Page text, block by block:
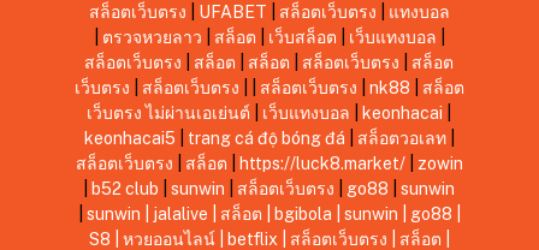
สล็อตเว็บตรง UFABET สล็อตเว็บตรง
แทงบอล
ตรวจหวยลาว สล็อต เว็บสล็อต เว็บแทงบอล
สล็อตเว็บตรง
สล็อต สล็อต สล็อตเว็บตรง
สล็อต
เว็บตรง
สล็อตเว็บตรง สล็อตเว็บตรง nk88
สล็อต
เว็บตรง ไม่ผ่านเอเย่นต์
เว็บแทงบอล keonhacai
keonhacai5
trang cá độ bóng đá สล็อตวอเลท|
สล็อตเว็บตรง
สล็อต https://luck8.market/| zowin
b52 club |sunwin สล็อตเว็บตรง go88 |sunwin
sunwin jalalive สล็อต bgibola sunwin go88
S8
หวยออนไลน์| betflix สล็อตเว็บตรง สล็อต